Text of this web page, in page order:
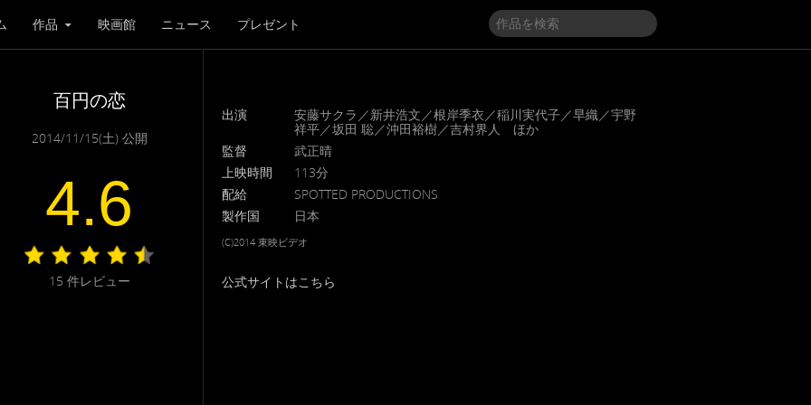
作品 映画館 ニュース プレゼント
百円の恋
2014/11/15(土) 公開
4.6
15 件レビュー
出演
安藤サクラ／新井浩文／根岸季衣／稲川実代子／早織／宇野
祥平／坂田 聡／沖田裕樹／吉村界人 ほか
監督
武正晴
上映時間
113分
配給
SPOTTED PRODUCTIONS
製作国
日本
(C)2014 東映ビデオ
公式サイトはこちら